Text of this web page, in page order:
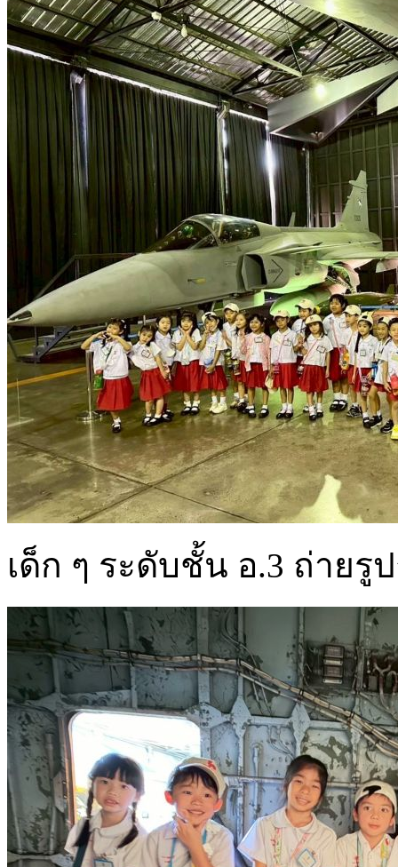
เด็ก ๆ ระดับชั้น อ.3 ถ่ายรู